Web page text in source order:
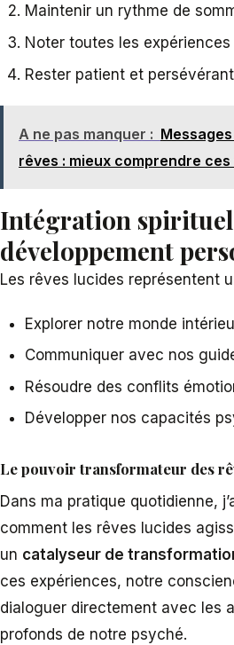
Maintenir un rythme de
Noter toutes les expériences
Rester patient et persévérant
A ne pas manquer :
rêves : mieux comprendre
Intégration
développement
Les rêves lucides représentent
Explorer notre monde
Communiquer avec nos
Résoudre des conflits
Développer nos capacités
Le pouvoir transformateur des
Dans ma pratique quotidienne,
comment les rêves lucides
un catalyseur de
ces expériences, notre
dialoguer directement avec les
profonds de notre psyché.